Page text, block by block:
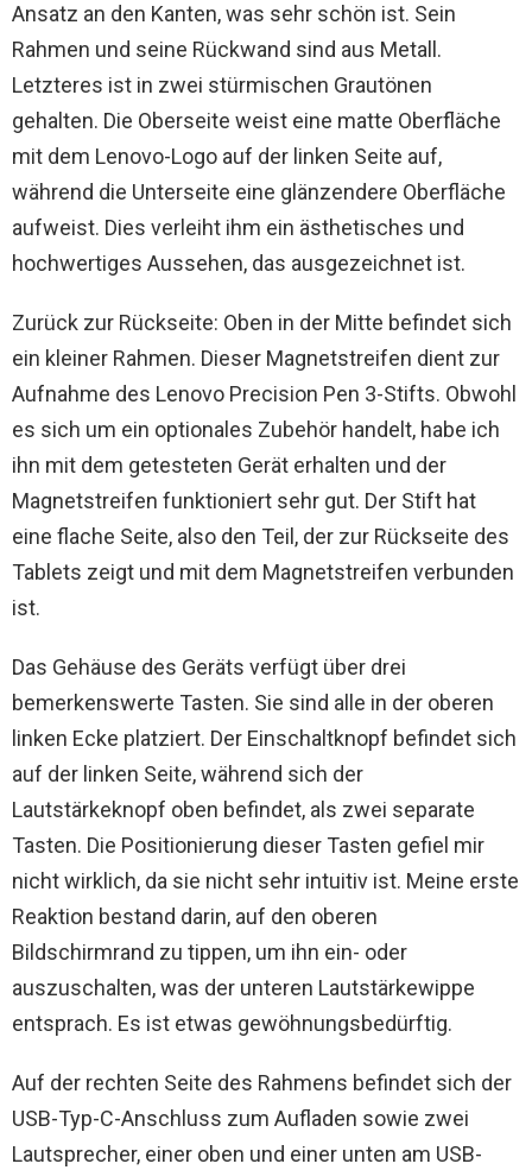
Ansatz an den Kanten, was sehr schön ist. Sein
Rahmen und seine Rückwand sind aus Metall.
Letzteres ist in zwei stürmischen Grautönen
gehalten. Die Oberseite weist eine matte Oberfläche
mit dem Lenovo-Logo auf der linken Seite auf,
während die Unterseite eine glänzendere Oberfläche
aufweist. Dies verleiht ihm ein ästhetisches und
hochwertiges Aussehen, das ausgezeichnet ist.
Zurück zur Rückseite: Oben in der Mitte befindet sich
ein kleiner Rahmen. Dieser Magnetstreifen dient zur
Aufnahme des Lenovo Precision Pen 3-Stifts. Obwohl
es sich um ein optionales Zubehör handelt, habe ich
ihn mit dem getesteten Gerät erhalten und der
Magnetstreifen funktioniert sehr gut. Der Stift hat
eine flache Seite, also den Teil, der zur Rückseite des
Tablets zeigt und mit dem Magnetstreifen verbunden
ist.
Das Gehäuse des Geräts verfügt über drei
bemerkenswerte Tasten. Sie sind alle in der oberen
linken Ecke platziert. Der Einschaltknopf befindet sich
auf der linken Seite, während sich der
Lautstärkeknopf oben befindet, als zwei separate
Tasten. Die Positionierung dieser Tasten gefiel mir
nicht wirklich, da sie nicht sehr intuitiv ist. Meine erste
Reaktion bestand darin, auf den oberen
Bildschirmrand zu tippen, um ihn ein- oder
auszuschalten, was der unteren Lautstärkewippe
entsprach. Es ist etwas gewöhnungsbedürftig.
Auf der rechten Seite des Rahmens befindet sich der
USB-Typ-C-Anschluss zum Aufladen sowie zwei
Lautsprecher, einer oben und einer unten am USB-